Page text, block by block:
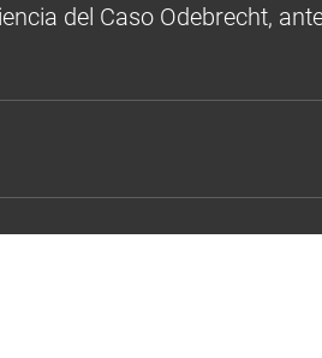
del Caso Odebrecht,